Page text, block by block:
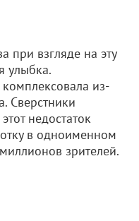
при взгляде на эту
улыбка.
из-
Сверстники
недостаток
в одноименном
зрителей.